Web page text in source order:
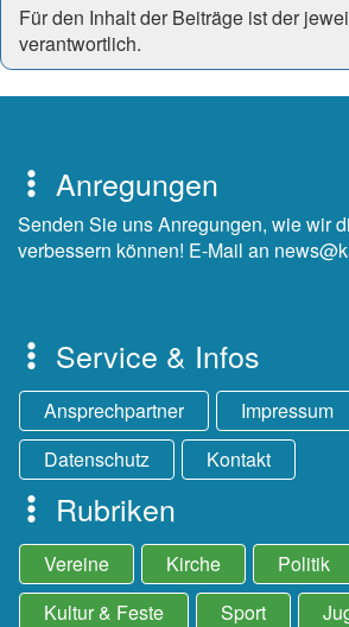
Für den Inhalt der Beiträge ist der
verantwortlich.
Anregungen
Senden Sie uns Anregungen, wie wir
verbessern können! E-Mail an
Service & Infos
Ansprechpartner
Impressum
Datenschutz
Kontakt
Rubriken
Vereine Kirche
Politik
Kultur & Feste
Sport